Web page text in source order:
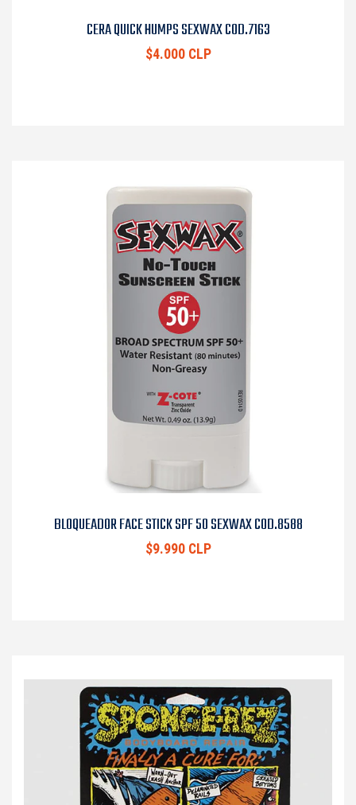
CERA QUICK HUMPS SEXWAX COD.7163
$4.000 CLP
BLOQUEADOR FACE STICK SPF 50 SEXWAX COD.8588
$9.990 CLP